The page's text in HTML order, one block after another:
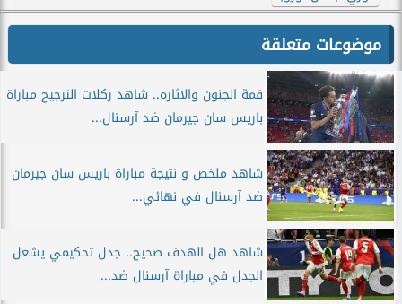
موضوعات متعلقة
قمة الجنون والاثاره.. شاهد ركلات الترجيح مباراة
باريس سان جيرمان ضد آرسنال...
شاهد ملخص و نتيجة مباراة باريس سان جيرمان
ضد آرسنال في نهائي...
شاهد هل الهدف صحيح.. جدل تحكيمي يشعل
الجدل في مباراة آرسنال ضد...